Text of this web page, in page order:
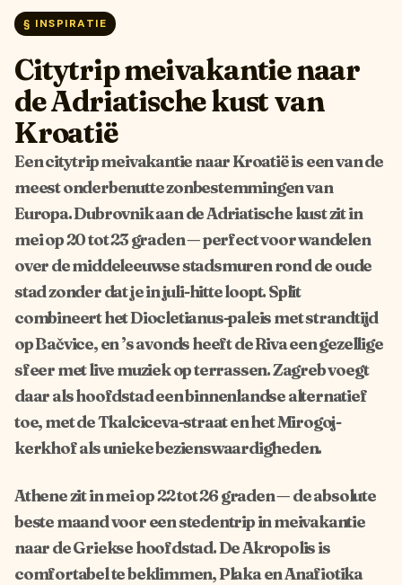
§ INSPIRATIE
Citytrip meivakantie naar
de Adriatische kust van
Kroatië
Een citytrip meivakantie naar Kroatië is een van de
meest onderbenutte zonbestemmingen van
Europa. Dubrovnik aan de Adriatische kust zit in
mei op 20 tot 23 graden — perfect voor wandelen
over de middeleeuwse stadsmuren rond de oude
stad zonder dat je in juli-hitte loopt. Split
combineert het Diocletianus-paleis met strandtijd
op Bačvice, en ’s avonds heeft de Riva een gezellige
sfeer met live muziek op terrassen. Zagreb voegt
daar als hoofdstad een binnenlandse alternatief
toe, met de Tkalciceva-straat en het Mirogoj-
kerkhof als unieke bezienswaardigheden.
Athene zit in mei op 22 tot 26 graden — de absolute
beste maand voor een stedentrip in meivakantie
naar de Griekse hoofdstad. De Akropolis is
comfortabel te beklimmen, Plaka en Anafiotika